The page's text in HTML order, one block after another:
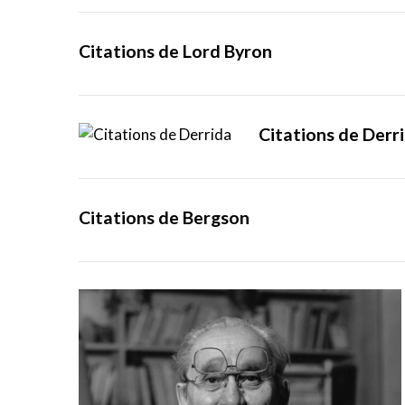
Citations de Lord Byron
Citations de
Citations de Bergson